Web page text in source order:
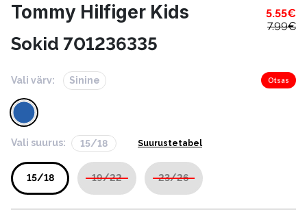
Tommy Hilfiger Kids 5.55€
7.99€
Sokid 701236335
Vali värv: Sinine Otsas
Vali suurus: 15/18 Suurustetabel
15/18 19/22 23/26